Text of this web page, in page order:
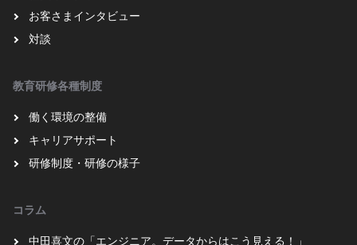
お客さまインタビュー
対談
教育研修各種制度
働く環境の整備
キャリアサポート
研修制度・研修の様子
コラム
中田喜文の「エンジニア。データからはこう見える！」